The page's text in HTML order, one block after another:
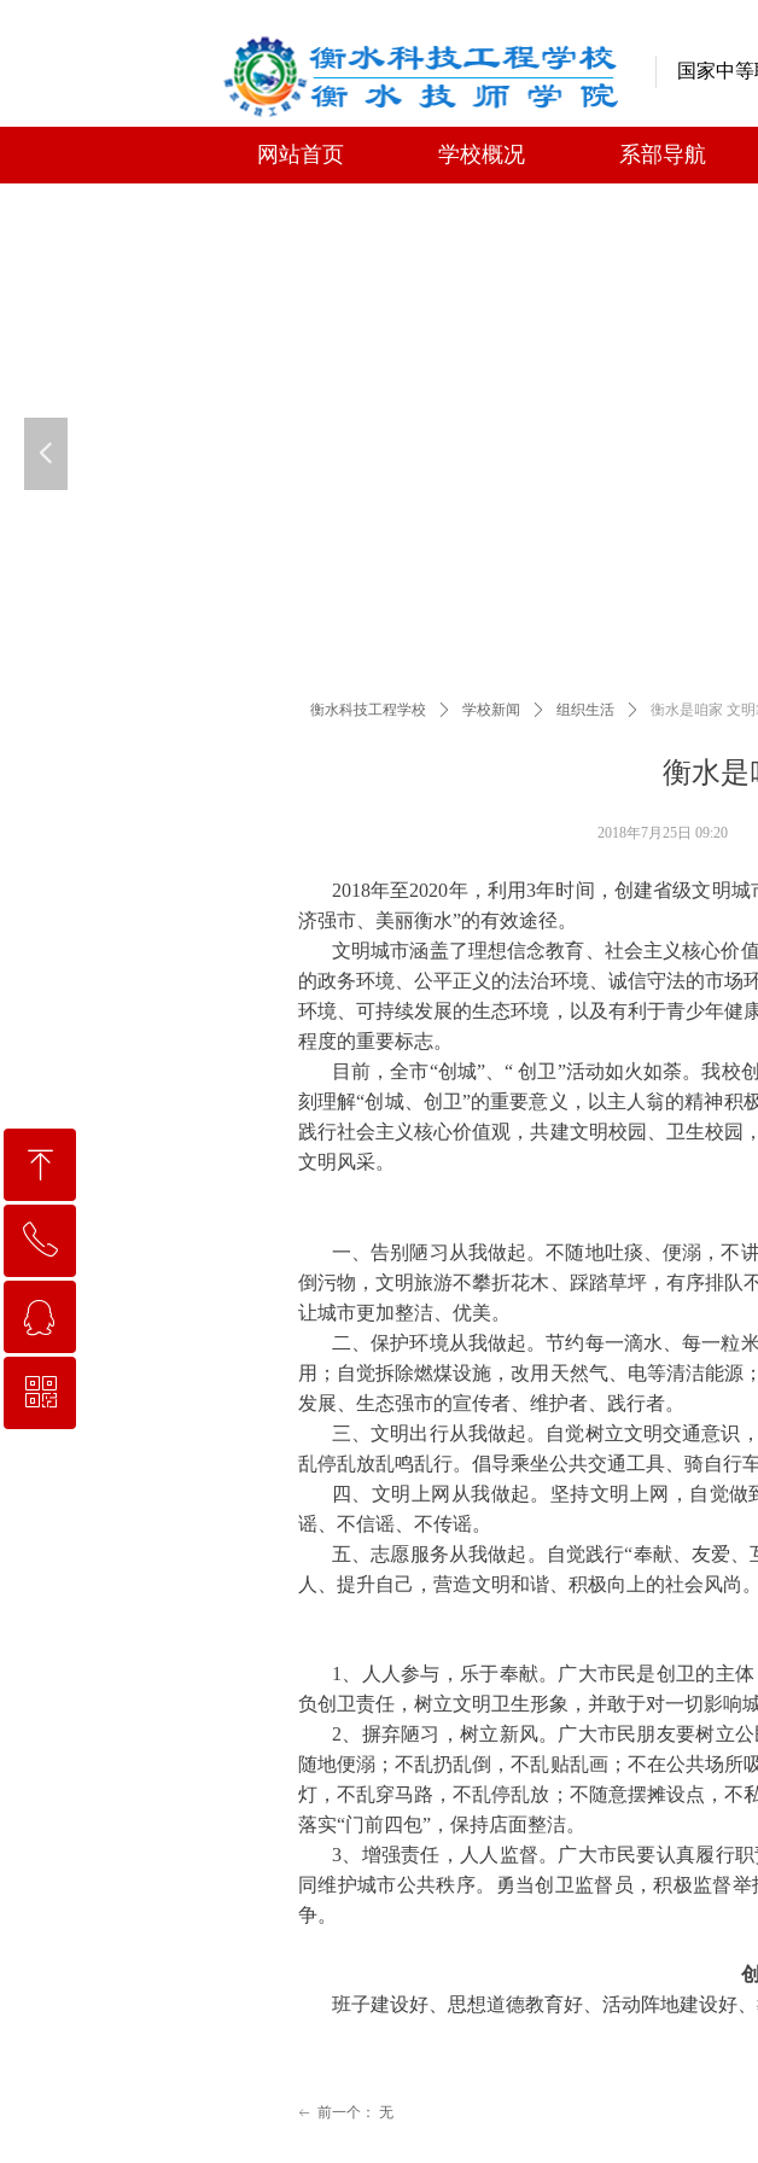
国家中
넳
网站首页 学校概况 系部导航
衡水是
衡水科技工程学校 ꄲ 学校新闻 ꄲ 组织生活 ꄲ 衡水是咱家 文
2018年至2020年，利用3年时间，创建省级文明
济强市、美丽衡水”的有效途径。
文明城市涵盖了理想信念教育、社会主义核心价
的政务环境、公平正义的法治环境、诚信守法的市场
环境、可持续发展的生态环境，以及有利于青少年健
程度的重要标志。
目前，全市“创城”、“ 创卫”活动如火如荼。我
刻理解“创城、创卫”的重要意义，以主人翁的精神积
践行社会主义核心价值观，共建文明校园、卫生校园
文明风采。
一、告别陋习从我做起。不随地吐痰、便溺，不
倒污物，文明旅游不攀折花木、踩踏草坪，有序排队
让城市更加整洁、优美。
二、保护环境从我做起。节约每一滴水、每一粒
用；自觉拆除燃煤设施，改用天然气、电等清洁能
发展、生态强市的宣传者、维护者、践行者。
三、文明出行从我做起。自觉树立文明交通意识
乱停乱放乱鸣乱行。倡导乘坐公共交通工具、骑自行
四、文明上网从我做起。坚持文明上网，自觉
谣、不信谣、不传谣。
五、志愿服务从我做起。自觉践行“奉献、友爱
人、提升自己，营造文明和谐、积极向上的社会风尚。
1、人人参与，乐于奉献。广大市民是创卫的主
负创卫责任，树立文明卫生形象，并敢于对一切影响
2、摒弃陋习，树立新风。广大市民朋友要树立
随地便溺；不乱扔乱倒，不乱贴乱画；不在公共场
灯，不乱穿马路，不乱停乱放；不随意摆摊设点，不
落实“门前四包”，保持店面整洁。
3、增强责任，人人监督。广大市民要认真履行
同维护城市公共秩序。勇当创卫监督员，积极监督
争。
班子建设好、思想道德教育好、活动阵地建设好
2018年7月25日 09:20
ꂃ 前一个： 无
ꁸ
回到顶部
ꂅ
0318-2258111
ꁗ
QQ客服
ꀥ